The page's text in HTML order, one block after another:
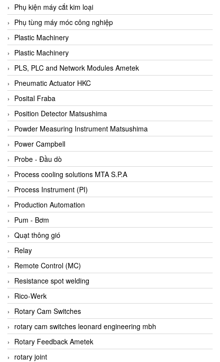
Bently Nevada
Bentone Vietnam
Bernstein Vietnam
Berthold
Bestech
Bestech
BETA
Bifold
Bihl+wiedemann
Bihl+wiedemann
Bilz
Binder Connector
Biotech
BirdX Vietnam
BK Vibro
Black Box
BlackBox Vietnam
BLAGDON PUMP
Bloom Engineering
Boneng
Bopp & Reuther Messtechnik
Bosch
Boydcorp
BRAUN Vietnam
Phụ kiện máy cắt kim loại
Phụ tùng máy móc công nghiệp
Plastic Machinery
Plastic Machinery
PLS, PLC and Network Modules Ametek
Pneumatic Actuator HKC
Posital Fraba
Position Detector Matsushima
Powder Measuring Instrument Matsushima
Power Campbell
Probe - Đầu dò
Process cooling solutions MTA S.P.A
Process Instrument (PI)
Production Automation
Pum - Bơm
Quạt thông gió
Relay
Remote Control (MC)
Resistance spot welding
Rico-Werk
Rotary Cam Switches
rotary cam switches leonard engineering mbh
Rotary Feedback Ametek
rotary joint